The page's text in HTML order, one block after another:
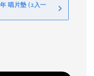
唱片墊 (2入一